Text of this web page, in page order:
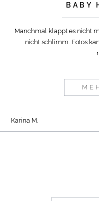
BABY
Manchmal klappt es nicht
nicht schlimm. Fotos
Karina M.